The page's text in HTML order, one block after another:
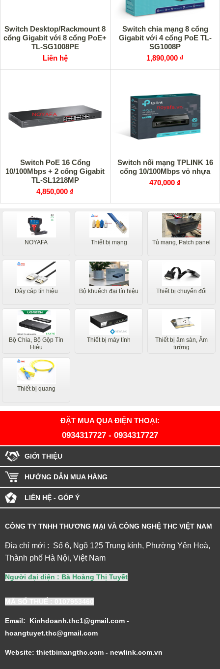
Switch Desktop/Rackmount 8
cổng Gigabit với 8 cổng PoE+
TL-SG1008PE
Liên hệ
Switch chia mạng 8 cổng
Gigabit với 4 cổng PoE TL-
SG1008P
1,890,000 ₫
Switch PoE 16 Cổng
10/100Mbps + 2 cổng Gigabit
TL-SL1218MP
4,850,000 ₫
Switch nối mạng TPLINK 16
cổng 10/100Mbps vỏ nhựa
470,000 ₫
NOYAFA Thiết bị mạng Tủ mạng, Patch panel
Dây cáp tín hiệu Bộ khuếch đại tín hiệu Thiết bị chuyển đổi
Bộ Chia, Bộ Gộp Tín
Hiệu
Thiết bị máy tính
Thiết bị âm sàn, Âm
tường
Thiết bị quang
ĐẶT MUA QUA ĐIỆN THOẠI:
0934317727 - 0934317727
GIỚI THIỆU
HƯỚNG DẪN MUA HÀNG
LIÊN HỆ - GÓP Ý
CÔNG TY TNHH THƯƠNG MẠI VÀ CÔNG NGHỆ THC VIỆT NAM
Địa chỉ mới : Số 6, Ngõ 125 Trung kính, Phường Yên Hoà,
Thành phố Hà Nội, Việt Nam
Người đại diện : Bà Hoàng Thị Tuyết
MÃ SỐ THUẾ : 0107953460
Email: Kinhdoanh.thc1@gmail.com -
hoangtuyet.thc@gmail.com
Website: thietbimangthc.com - newlink.com.vn